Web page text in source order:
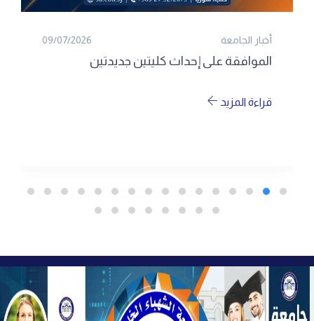
أخبار الجامعة 09/07/2026
الموافقة على إحداث كليتين جديدتين
قراءة المزيد